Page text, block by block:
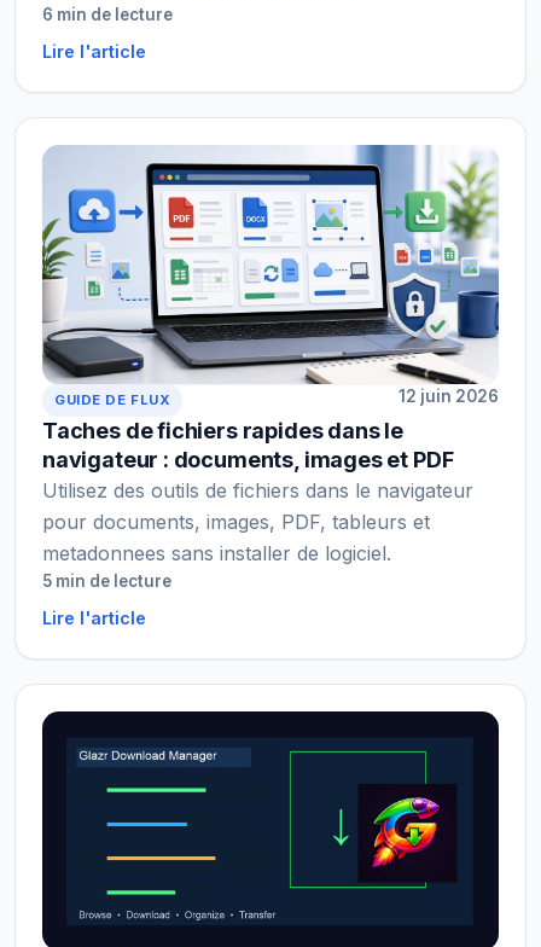
6 min de lecture
Lire l'article
GUIDE DE FLUX 12 juin 2026
Taches de fichiers rapides dans le
navigateur : documents, images et PDF
Utilisez des outils de fichiers dans le navigateur
pour documents, images, PDF, tableurs et
metadonnees sans installer de logiciel.
5 min de lecture
Lire l'article